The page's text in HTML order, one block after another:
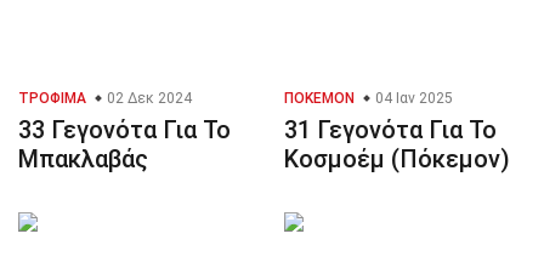
ΤΡΌΦΙΜΑ 02 Δεκ 2024
33 Γεγονότα Για Το
Μπακλαβάς
ΠΌΚΕΜΟΝ 04 Ιαν 2025
31 Γεγονότα Για Το
Κοσμοέμ (Πόκεμον)